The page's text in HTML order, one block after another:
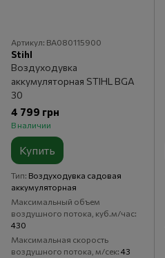
Артикул: BA080115900
Stihl
Воздуходувка
аккумуляторная STIHL BGA
30
4 799 грн
В наличии
Купить
Тип Воздуходувка садовая
аккумуляторная
Максимальный объем
воздушного потока, куб.м/час
430
Максимальная скорость
воздушного потока, м/сек 43